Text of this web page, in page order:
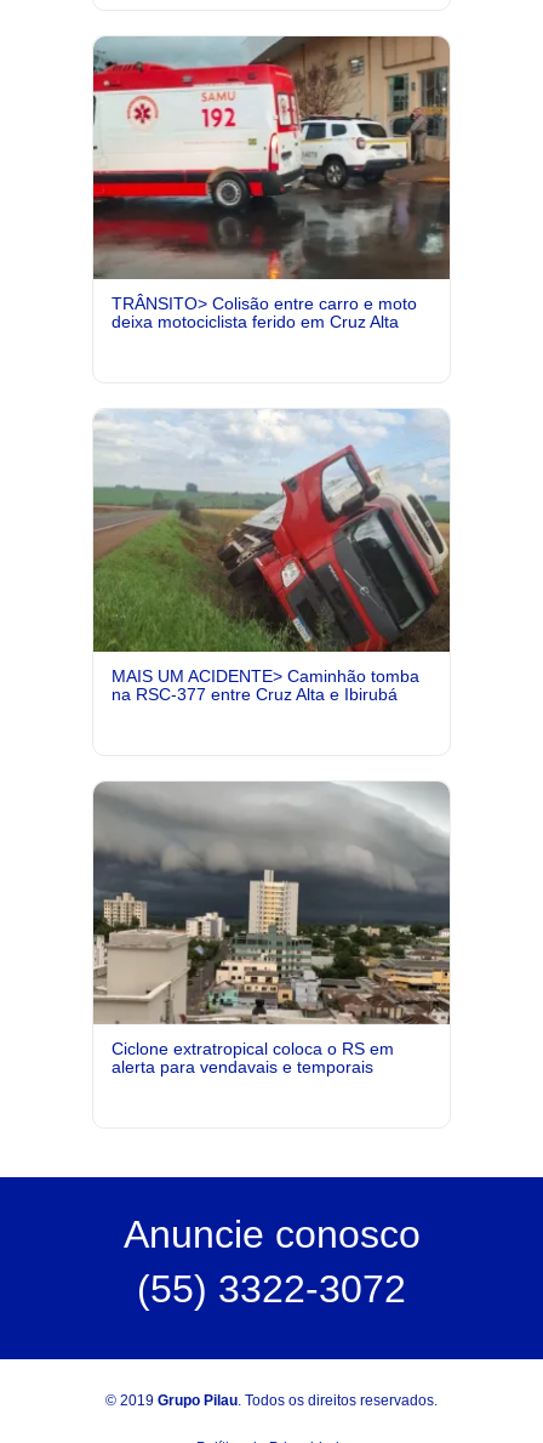
TRÂNSITO> Colisão entre carro e moto
deixa motociclista ferido em Cruz Alta
MAIS UM ACIDENTE> Caminhão tomba
na RSC-377 entre Cruz Alta e Ibirubá
Ciclone extratropical coloca o RS em
alerta para vendavais e temporais
Anuncie conosco
(55) 3322-3072
© 2019 Grupo Pilau . Todos os direitos reservados.